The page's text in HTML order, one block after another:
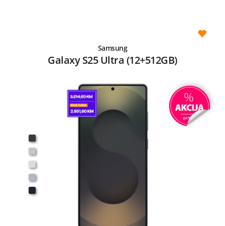
Samsung
Galaxy S25 Ultra (12+512GB)